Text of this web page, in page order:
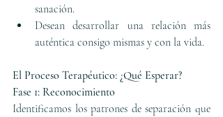
sanación.
Desean desarrollar una relación más
auténtica consigo mismas y con la vida.
El Proceso Terapéutico: ¿Qué Esperar?
Fase 1: Reconocimiento
Identificamos los patrones de separación que